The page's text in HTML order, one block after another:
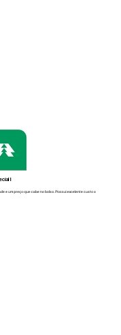
I
e um preço que cabe no bolso. Possui excelente custo x